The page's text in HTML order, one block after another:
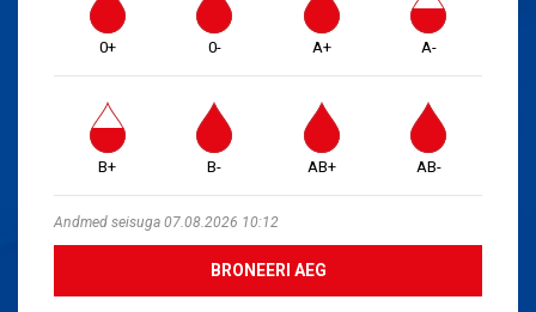
0+ 0- A+ A-
B+ B- AB+ AB-
Andmed seisuga 07.08.2026 10:12
BRONEERI AEG